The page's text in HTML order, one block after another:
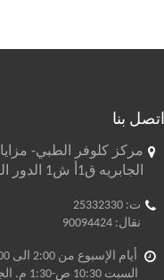
اتصل بنا
مركز كلوفر الطبي- مزايا
الجابريه ق1أ ش1 الدور الثاني عشر
ت: 25332330
نقال: 90094424
أيام الإسبوع من 2:00 الى 6:00 مساءا
السبت 10:30 ص-1:30 م. الجمعة عطلة